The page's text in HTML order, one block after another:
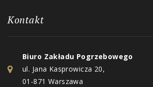
Kontakt
Biuro Zakładu Pogrzebowego
ul. Jana Kasprowicza 20,
01-871 Warszawa